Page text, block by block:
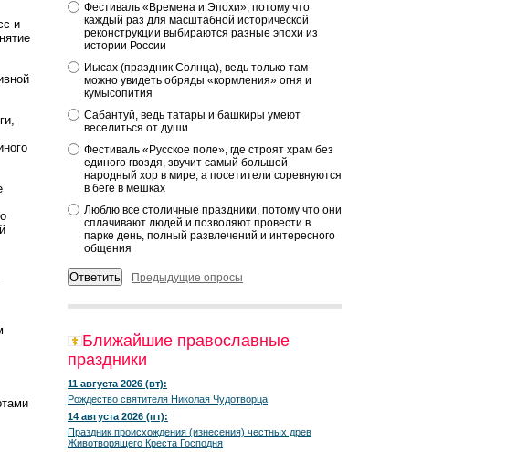
Фестиваль «Времена и Эпохи», потому что
каждый раз для масштабной исторической
реконструкции выбираются разные эпохи из
истории России
Иысах (праздник Солнца), ведь только там
можно увидеть обряды «кормления» огня и
кумысопития
Сабантуй, ведь татары и башкиры умеют
веселиться от души
Фестиваль «Русское поле», где строят храм без
единого гвоздя, звучит самый большой
народный хор в мире, а посетители соревнуются
в беге в мешках
Люблю все столичные праздники, потому что они
сплачивают людей и позволяют провести в
парке день, полный развлечений и интересного
общения
Предыдущие опросы
Ближайшие православные
праздники
11 августа 2026 (вт):
Рождество святителя Николая Чудотворца
14 августа 2026 (пт):
Праздник происхождения (изнесения) честных древ
Животворящего Креста Господня
и